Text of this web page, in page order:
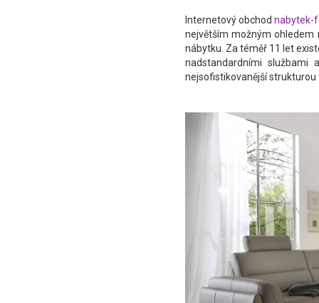
Internetový obchodnabytek-
největším možným ohledem
nábytku. Za téměř 11 let
nadstandardními službami
nejsofistikovanější